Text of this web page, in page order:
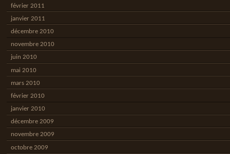
février 2011
janvier 2011
décembre 2010
novembre 2010
juin 2010
mai 2010
mars 2010
février 2010
janvier 2010
décembre 2009
novembre 2009
octobre 2009